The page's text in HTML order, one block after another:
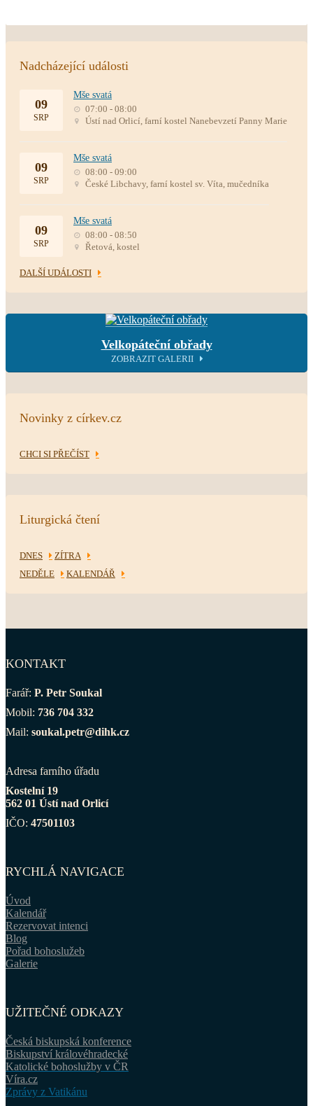
Nadcházející události
09
SRP
Mše svatá
07:00 - 08:00
Ústí nad Orlicí, farní kostel Nanebevzetí Panny Marie
09
SRP
Mše svatá
08:00 - 09:00
České Libchavy, farní kostel sv. Víta, mučedníka
09
SRP
Mše svatá
08:00 - 08:50
Řetová, kostel
DALŠÍ UDÁLOSTI
Velkopáteční obřady
ZOBRAZIT GALERII
Novinky z církev.cz
CHCI SI PŘEČÍST
Liturgická čtení
DNES
ZÍTRA
NEDĚLE
KALENDÁŘ
KONTAKT
Farář: P. Petr Soukal
Mobil: 736 704 332
Mail: soukal.petr@dihk.cz
Adresa farního úřadu
Kostelní 19
562 01 Ústí nad Orlicí
IČO: 47501103
RYCHLÁ NAVIGACE
Úvod
Kalendář
Rezervovat intenci
Blog
Pořad bohoslužeb
Galerie
UŽITEČNÉ ODKAZY
Česká biskupská konference
Biskupství královéhradecké
Katolické bohoslužby v ČR
Víra.cz
Zprávy z Vatikánu